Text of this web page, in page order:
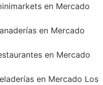
en Mercado
en Mercado
en Mercado
en Mercado Los